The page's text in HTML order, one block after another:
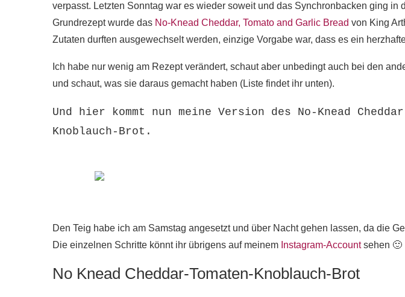
verpasst. Letzten Sonntag war es wieder soweit und das Synchronbacken ging in
Grundrezept wurde das No-Knead Cheddar, Tomato and Garlic Bread von King
Zutaten durften ausgewechselt werden, einzige Vorgabe war, dass es ein
Ich habe nur wenig am Rezept verändert, schaut aber unbedingt auch bei den
und schaut, was sie daraus gemacht haben (Liste findet ihr unten).
Und hier kommt nun meine Version des No-Knead
Knoblauch-Brot.
Den Teig habe ich am Samstag angesetzt und über Nacht gehen lassen, da die
Die einzelnen Schritte könnt ihr übrigens auf meinem Instagram-Accountsehen 🙂
No Knead Cheddar-Tomaten-Knoblauch-Brot